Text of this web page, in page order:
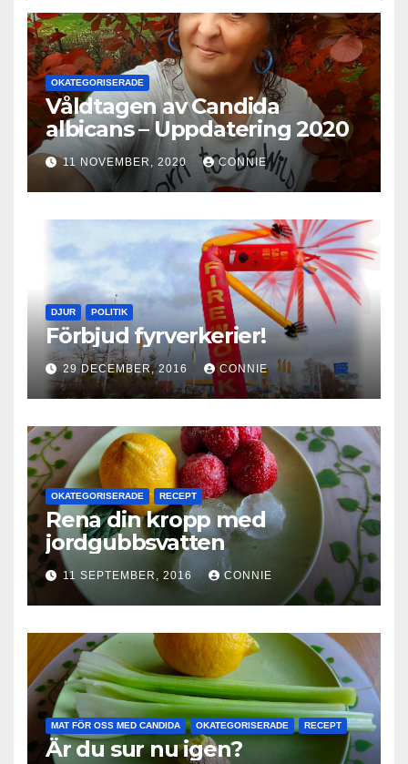
OKATEGORISERADE
Våldtagen av Candida
albicans – Uppdatering 2020
11 NOVEMBER, 2020 CONNIE
DJUR POLITIK
Förbjud fyrverkerier!
29 DECEMBER, 2016 CONNIE
OKATEGORISERADE RECEPT
Rena din kropp med
jordgubbsvatten
11 SEPTEMBER, 2016 CONNIE
MAT FÖR OSS MED CANDIDA OKATEGORISERADE RECEPT
Är du sur nu igen?